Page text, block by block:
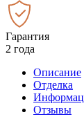
Гарантия
2 года
Описание
Отделка
Отзывы